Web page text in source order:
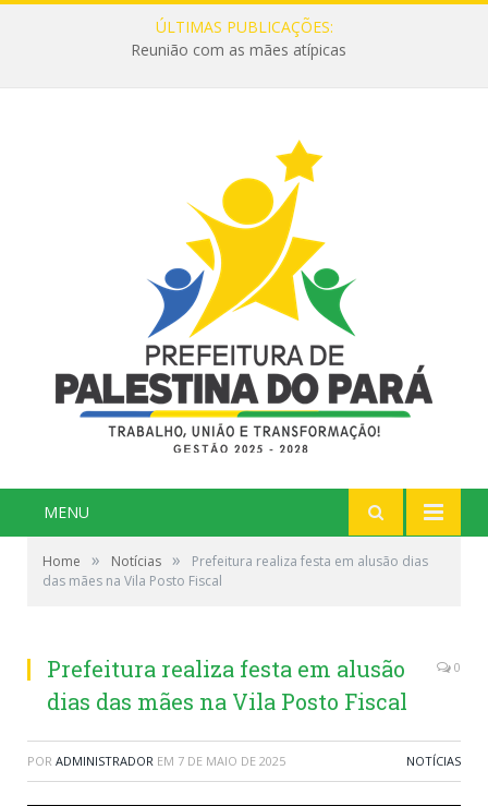
ÚLTIMAS PUBLICAÇÕES:
Reunião com as mães atípicas
MENU
Home » Notícias »
Prefeitura realiza festa em alusão dias
das mães na Vila Posto Fiscal
Prefeitura realiza festa em alusão
dias das mães na Vila Posto Fiscal
0
POR ADMINISTRADOR EM 7 DE MAIO DE 2025 NOTÍCIAS